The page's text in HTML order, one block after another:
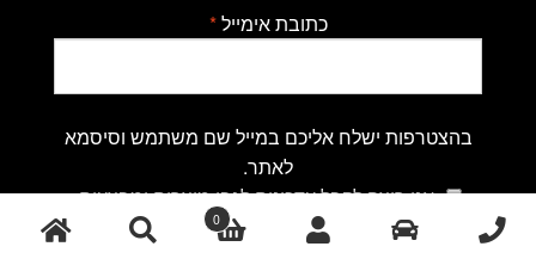
כתובת אימייל*
בהצטרפות ישלח אליכם במייל שם משתמש וסיסמא
לאתר.
אני רוצה לקבל עדכונים לגבי מוצרים ומבצעים.
0